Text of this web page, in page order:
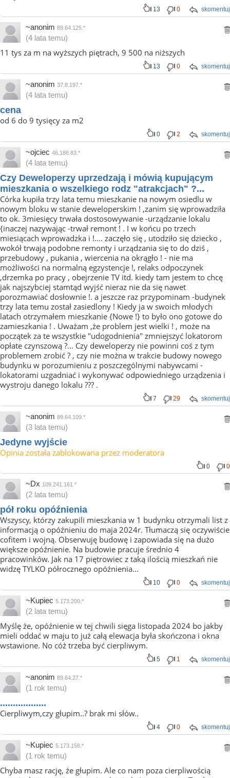
skomentuj
13 0
~anonim 89.64.125.*
(4 lata temu)
11 tys za m na wyższych piętrach, 9 500 na niższych
skomentuj
13 0
~anonim 37.8.197.*
(4 lata temu)
cena
od 6 do 9 tysięcy za m2
skomentuj
0 2
~ojciec 46.186.83.*
(4 lata temu)
Czy Deweloperzy uprzedzają i mówią kupującym
mieszkania o wszelkiego rodz "atrakcjach" ?...
Córka kupiła trzy lata temu mieszkanie na nowym osiedlu w
nowym bloku w stanie deweloperskim ! ,zanim się wprowadziła
to ok. 3miesięcy trwała dostosowywanie -urządzanie lokalu
{inaczej nazywając -trwał remont ! . I w końcu po trzech
miesiącach wprowadzka i !.... zaczęło się , utodziło się dziecko ,
wokół trwają podobne remonty i urządzania się to do dziś ,
przebudowy , pukania , wiercenia na okrągło ! - nie ma
możliwości na normalną egzystencje !, relaks odpoczynek
,drzemka po pracy , obejrzenie TV itd. kiedy tam jestem to chcę
jak najszybciej stamtąd wyjść nieraz nie da się nawet
porozmawiać dosłownie !. a jeszcze raz przypominam -budynek
trzy lata temu został zasiedlony ! Kiedy ja w swoich młodych
latach otrzymałem mieszkanie {Nowe !} to było ono gotowe do
zamieszkania ! . Uważam ,że problem jest wielki ! , może na
początek za te wszystkie "udogodnienia" zmniejszyć lokatorom
opłate czynszową ?... Czy deweloperzy nie powinni coś z tym
problemem zrobić ? , czy nie można w trakcie budowy nowego
budynku w porozumieniu z poszczególnymi nabywcami -
lokatorami uzgadniać i wykonywać odpowiedniego urządzenia i
wystroju danego lokalu ??? .
skomentuj
7 29
~anonim 89.64.109.*
(3 lata temu)
Jedyne wyjście
Opinia została zablokowana przez moderatora
0 0
~Dx 109.241.161.*
(2 lata temu)
pół roku opóźnienia
Wszyscy, którzy zakupili mieszkania w 1 budynku otrzymali list z
informacją o opóźnieniu do maja 2024r. Tłumaczą się oczywiście
cofitem i wojną. Obserwuję budowę i zapowiada się na dużo
większe opóźnienie. Na budowie pracuje średnio 4
pracowinków. Jak na 17 piętrowiec z taką ilością mieszkań nie
widzę TYLKO półrocznego opóźnienia...
skomentuj
10 0
~Kupiec 5.173.200.*
(2 lata temu)
Myślę że, opóźnienie w tej chwili sięga listopada 2024 bo jakby
mieli oddać w maju to już całą elewacja była skończona i okna
wstawione. No cóż trzeba być cierpliwym.
skomentuj
5 1
~anonim 89.64.27.*
(1 rok temu)
..................
Cierpliwym,czy głupim..? brak mi słów..
skomentuj
4 0
~Kupiec 5.173.158.*
(1 rok temu)
Chyba masz rację, że głupim. Ale co nam poza cierpliwością